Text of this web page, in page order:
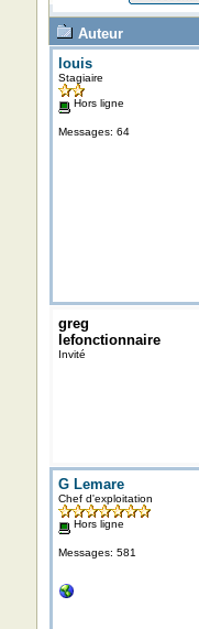
Auteur
louis
Stagiaire
Hors ligne
Messages: 64
greg
lefonctionnaire
Invité
G Lemare
Chef d'exploitation
Hors ligne
Messages: 581